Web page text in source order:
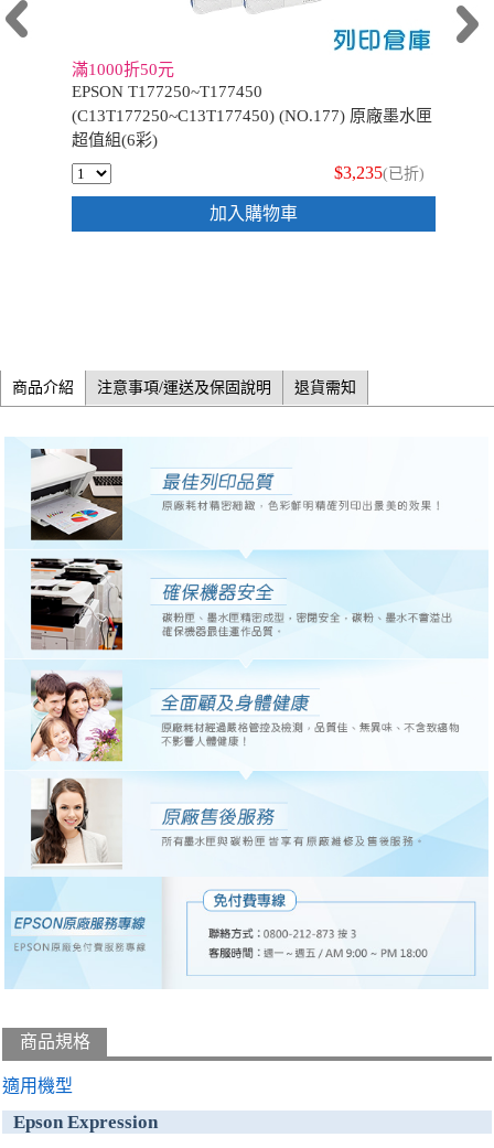
滿1000折50元
EPSON T177250~T177450
(C13T177250~C13T177450) (NO.177) 原廠墨水匣
超值組(6彩)
$3,235(已折)
加入購物車
商品介紹 注意事項/運送及保固說明 退貨需知
商品規格
適用機型
Epson Expression